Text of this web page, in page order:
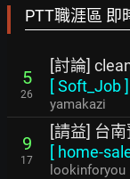
PTT職涯區 即
5
26
[討論]
[Soft_Job]
yamakazi
9
17
[請益] 台
[ home-
lookinforyou